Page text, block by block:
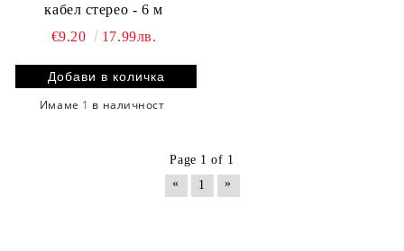
кабел стереo - 6 м
€9.20
17.99лв.
Имаме 1 в наличност
Page 1 of 1
«
1 »